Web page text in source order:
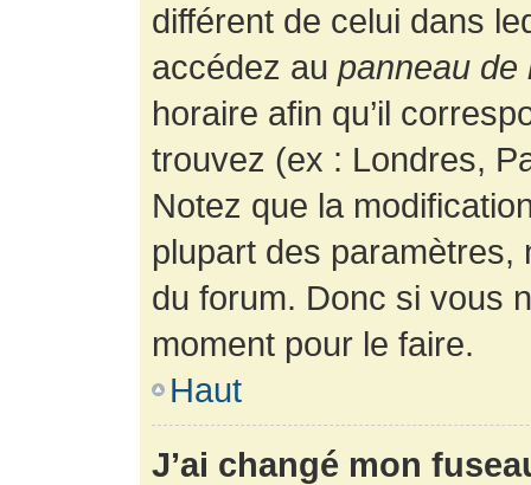
différent de celui dans
accédez au panneau de
horaire afin qu’il
trouvez (ex : Londres,
Notez que la
plupart des paramètres,
du forum. Donc si vous
moment pour le faire.
Haut
J’ai changé mon